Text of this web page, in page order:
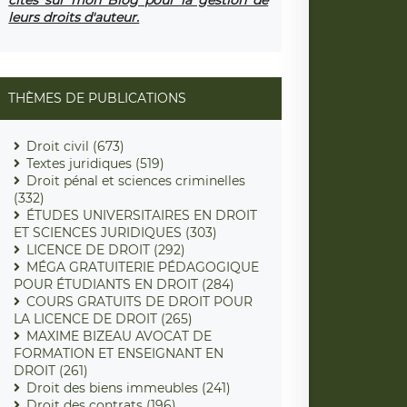
leurs droits d'auteur.
THÈMES DE PUBLICATIONS
Droit civil (673)
Textes juridiques (519)
Droit pénal et sciences criminelles
(332)
ÉTUDES UNIVERSITAIRES EN DROIT
ET SCIENCES JURIDIQUES (303)
LICENCE DE DROIT (292)
MÉGA GRATUITERIE PÉDAGOGIQUE
POUR ÉTUDIANTS EN DROIT (284)
COURS GRATUITS DE DROIT POUR
LA LICENCE DE DROIT (265)
MAXIME BIZEAU AVOCAT DE
FORMATION ET ENSEIGNANT EN
DROIT (261)
Droit des biens immeubles (241)